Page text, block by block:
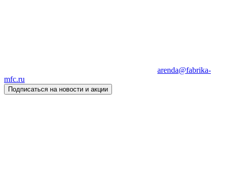
arenda@fabrika-
mfc.ru
Подписаться на новости и акции